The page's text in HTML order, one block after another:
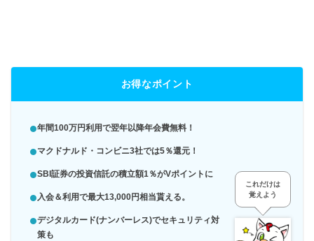
お得なポイント
年間100万円利用で翌年以降年会費無料！
マクドナルド・コンビニ3社では5％還元！
SBI証券の投資信託の積立額1％がVポイントに
入会＆利用で最大13,000円相当貰える。
デジタルカード(ナンバーレス)でセキュリティ対
策も
これだけは
覚えよう